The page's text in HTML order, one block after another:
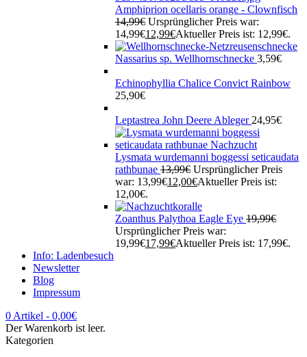
Amphiprion ocellaris orange - Clownfisch
14,99€ Ursprünglicher Preis war:
14,99€12,99€Aktueller Preis ist: 12,99€.
Nassarius sp. Wellhornschnecke 3,59€
Echinophyllia Chalice Convict Rainbow
25,90€
Leptastrea John Deere Ableger24,95€
Lysmata wurdemanni boggessi seticaudata
rathbunae 13,99€ Ursprünglicher Preis
war: 13,99€12,00€Aktueller Preis ist:
12,00€.
Zoanthus Palythoa Eagle Eye 19,99€
Ursprünglicher Preis war:
19,99€17,99€Aktueller Preis ist: 17,99€.
Info: Ladenbesuch
Newsletter
Blog
Impressum
0 Artikel - 0,00€
Der Warenkorb ist leer.
Kategorien